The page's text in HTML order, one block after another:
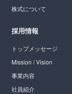
株式について
採用情報
トップメッセージ
Mission / Vision
事業内容
社員紹介